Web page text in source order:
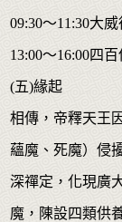
09:30～11:30大
13:00～16:00四
(五)緣起
相傳，帝釋天王
蘊魔、死魔）侵
深禪定，化現廣
魔，陳設四類供